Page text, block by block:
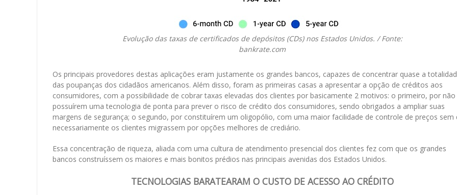
Evolução das taxas de certificados de depósitos (CDs) nos Estados Unidos. / Fonte:
bankrate.com
Os principais provedores destas aplicações eram justamente os grandes bancos, capazes de concentrar quase a
das poupanças dos cidadãos americanos. Além disso, foram as primeiras casas a apresentar a opção de créditos aos
consumidores, com a possibilidade de cobrar taxas elevadas dos clientes por basicamente 2 motivos: o primeiro, por não
possuírem uma tecnologia de ponta para prever o risco de crédito dos consumidores, sendo obrigados a ampliar suas
margens de segurança; o segundo, por constituírem um oligopólio, com uma maior facilidade de controle de preços sem
necessariamente os clientes migrassem por opções melhores de crediário.
Essa concentração de riqueza, aliada com uma cultura de atendimento presencial dos clientes fez com que os grandes
bancos construíssem os maiores e mais bonitos prédios nas principais avenidas dos Estados Unidos.
TECNOLOGIAS BARATEARAM O CUSTO DE ACESSO AO CRÉDITO